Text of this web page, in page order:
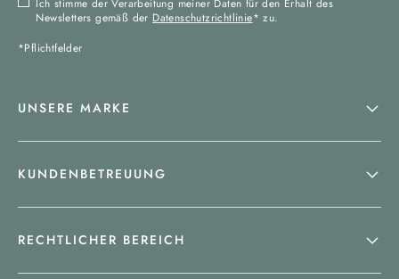
Ich stimme der Verarbeitung meiner Daten für den Erhalt des
Newsletters gemäß der Datenschutzrichtlinie* zu.
*Pflichtfelder
UNSERE MARKE
KUNDENBETREUUNG
RECHTLICHER BEREICH